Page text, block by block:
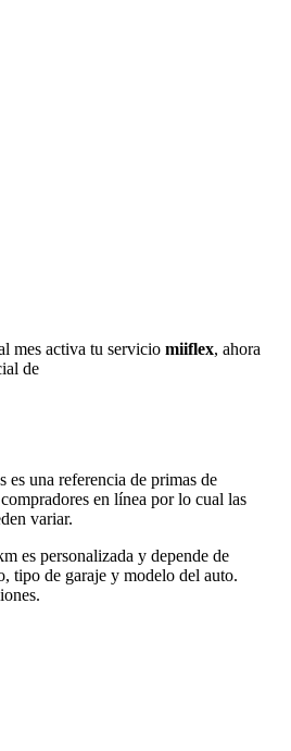
mes activa tu servicio miiflex, ahora
de
una referencia de primas de
en línea por lo cual las
variar.
es personalizada y depende de
tipo de garaje y modelo del auto.